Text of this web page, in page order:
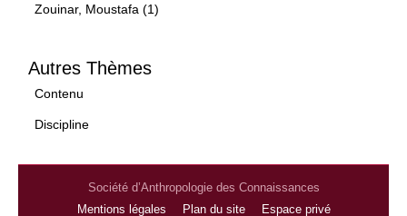
Zouinar, Moustafa (1)
Autres Thèmes
Contenu
Discipline
Société d’Anthropologie des Connaissances
Mentions légales
Plan du site Espace privé